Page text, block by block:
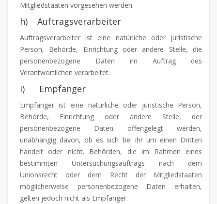
Mitgliedstaaten vorgesehen werden.
h) Auftragsverarbeiter
Auftragsverarbeiter ist eine natürliche oder juristische
Person, Behörde, Einrichtung oder andere Stelle, die
personenbezogene Daten im Auftrag des
Verantwortlichen verarbeitet.
i) Empfänger
Empfänger ist eine natürliche oder juristische Person,
Behörde, Einrichtung oder andere Stelle, der
personenbezogene Daten offengelegt werden,
unabhängig davon, ob es sich bei ihr um einen Dritten
handelt oder nicht. Behörden, die im Rahmen eines
bestimmten Untersuchungsauftrags nach dem
Unionsrecht oder dem Recht der Mitgliedstaaten
möglicherweise personenbezogene Daten erhalten,
gelten jedoch nicht als Empfänger.